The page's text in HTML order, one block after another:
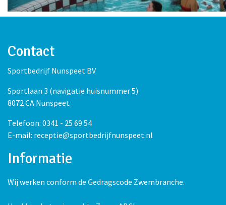
Contact
Sportbedrijf Nunspeet BV
Sportlaan 3 (navigatie huisnummer 5)
8072 CA Nunspeet
Telefoon: 0341 - 25 69 54
E-mail: receptie@sportbedrijfnunspeet.nl
Informatie
Wij werken conform de Gedragscode Zwembranche.